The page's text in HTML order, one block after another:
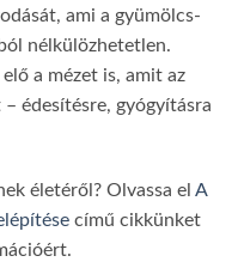
ami a gyümölcs-
nélkülözhetetlen.
a mézet is, amit az
édesítésre, gyógyításra
életéről? Olvassa el A
című cikkünket